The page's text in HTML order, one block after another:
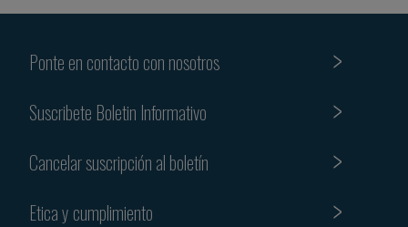
Ponte en contacto con nosotros
Suscribete Boletin Informativo
Cancelar suscripción al boletín
Etica y cumplimiento